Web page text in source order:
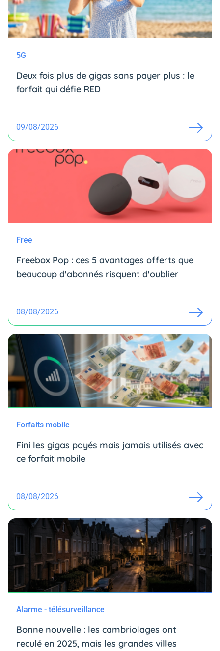
5G
Deux fois plus de gigas sans payer plus : le
forfait qui défie RED
09/08/2026
Free
Freebox Pop : ces 5 avantages offerts que
beaucoup d'abonnés risquent d'oublier
08/08/2026
Forfaits mobile
Fini les gigas payés mais jamais utilisés avec
ce forfait mobile
08/08/2026
Alarme - télésurveillance
Bonne nouvelle : les cambriolages ont
reculé en 2025, mais les grandes villes